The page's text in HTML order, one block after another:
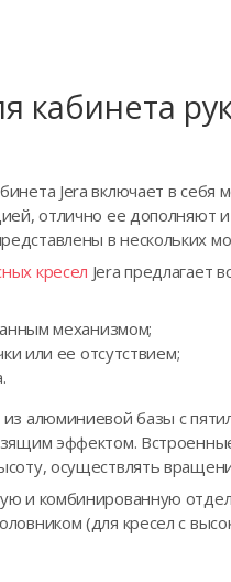
кабинета
Jera включает в себя
отлично ее дополняют
в нескольких
кресел Jera предлагает
механизмом;
или ее отсутствием;
из алюминиевой базы с
эффектом.
осуществлять
и комбинированную
(для кресел с